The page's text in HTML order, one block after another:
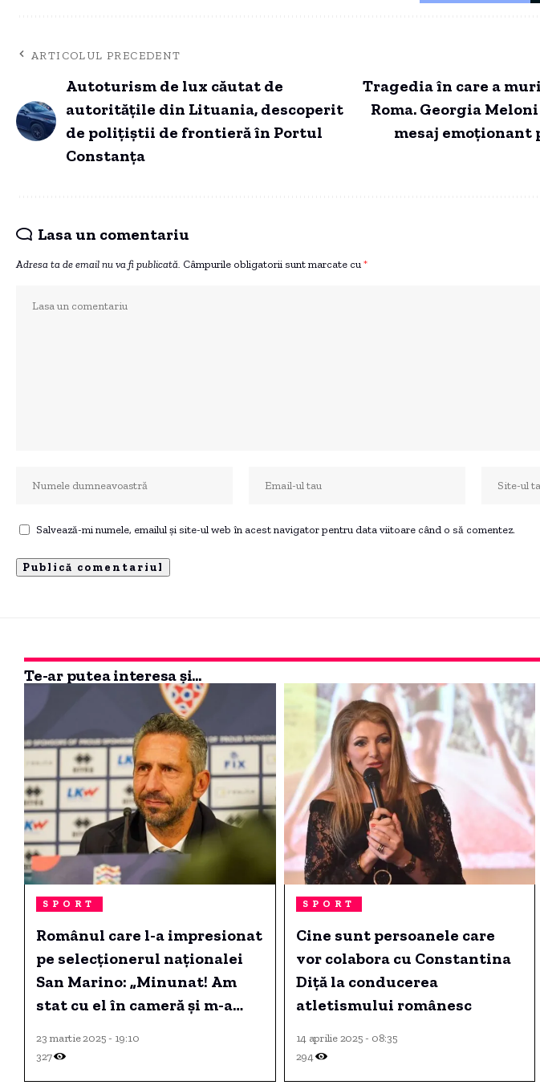
ARTICOLUL PRECEDENT
Autoturism de lux căutat de
autoritățile din Lituania, descoperit
de polițiștii de frontieră în Portul
Constanța
Tragedia în care a
Roma. Georgia
mesaj
Lasa un comentariu
Adresa ta de email nu va fi publicată. Câmpurile obligatorii sunt marcate cu *
Salvează-mi numele, emailul și site-ul web în acest navigator pentru data viitoare când o să comentez.
Te-ar putea interesa și...
SPORT
Românul care l-a impresionat
pe selecționerul naționalei
San Marino: „Minunat! Am
stat cu el în cameră și m-a
23 martie 2025 - 19:10
327
SPORT
Cine sunt persoanele care
vor colabora cu Constantina
Diță la conducerea
atletismului românesc
14 aprilie 2025 - 08:35
294